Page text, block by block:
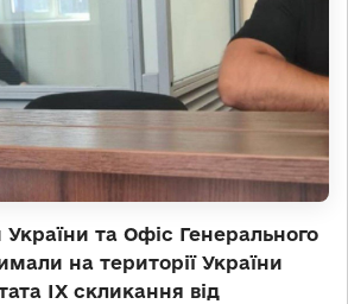
та Офіс Генерального
на території України
IX скликання від